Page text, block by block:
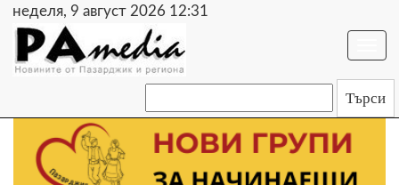
неделя, 9 август 2026 12:31